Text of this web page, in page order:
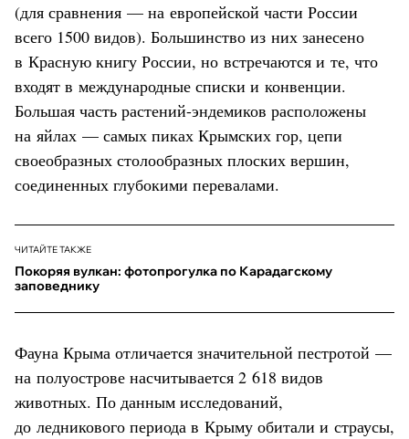
(для сравнения — на европейской части России
всего 1500 видов). Большинство из них занесено
в Красную книгу России, но встречаются и те, что
входят в международные списки и конвенции.
Большая часть растений-эндемиков расположены
на яйлах — самых пиках Крымских гор, цепи
своеобразных столообразных плоских вершин,
соединенных глубокими перевалами.
ЧИТАЙТЕ ТАКЖЕ
Покоряя вулкан: фотопрогулка по Карадагскому
заповеднику
Фауна Крыма отличается значительной пестротой —
на полуострове насчитывается 2 618 видов
животных. По данным исследований,
до ледникового периода в Крыму обитали и страусы,